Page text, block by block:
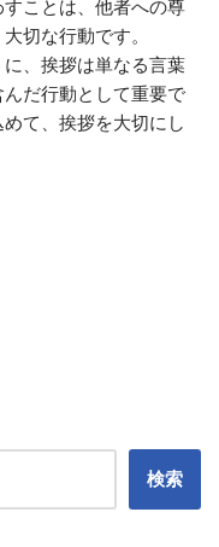
ことは、他者への尊
切な行動です。
、挨拶は単なる言葉
だ行動として重要で
て、挨拶を大切にし
検索